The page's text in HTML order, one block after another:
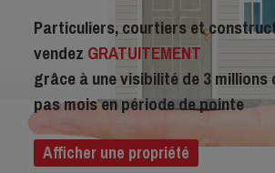
Particuliers, courtiers et
vendez GRATUITEMENT
grâce à une visibilité de 3 millions
pas mois en période de pointe
Afficher une propriété